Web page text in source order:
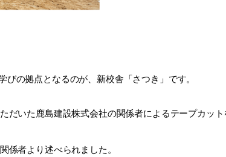
の拠点となるのが、新校舎「さつき」です。
いた鹿島建設株式会社の関係者によるテープカッ
係者より述べられました。